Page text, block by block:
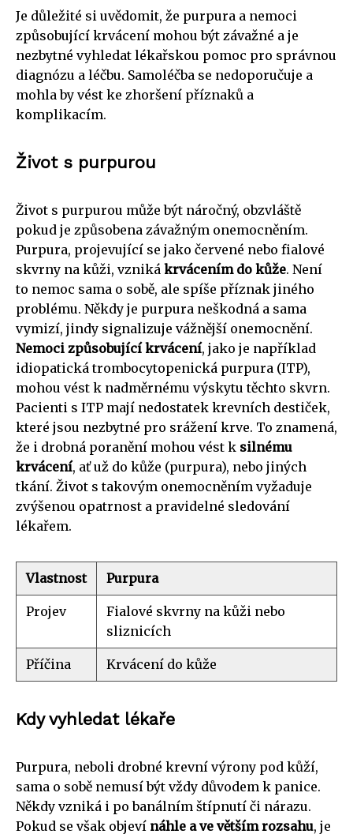
Je důležité si uvědomit, že purpura a nemoci
způsobující krvácení mohou být závažné a je
nezbytné vyhledat lékařskou pomoc pro správnou
diagnózu a léčbu. Samoléčba se nedoporučuje a
mohla by vést ke zhoršení příznaků a
komplikacím.
Život s purpurou
Život s purpurou může být náročný, obzvláště
pokud je způsobena závažným onemocněním.
Purpura, projevující se jako červené nebo fialové
skvrny na kůži, vzniká krvácením do kůže. Není
to nemoc sama o sobě, ale spíše příznak jiného
problému. Někdy je purpura neškodná a sama
vymizí, jindy signalizuje vážnější onemocnění.
Nemoci způsobující krvácení, jako je například
idiopatická trombocytopenická purpura (ITP),
mohou vést k nadměrnému výskytu těchto skvrn.
Pacienti s ITP mají nedostatek krevních destiček,
které jsou nezbytné pro srážení krve. To znamená,
že i drobná poranění mohou vést k silnému
krvácení, ať už do kůže (purpura), nebo jiných
tkání. Život s takovým onemocněním vyžaduje
zvýšenou opatrnost a pravidelné sledování
lékařem.
Vlastnost Purpura
Projev
Fialové skvrny na kůži nebo
sliznicích
Příčina Krvácení do kůže
Kdy vyhledat lékaře
Purpura, neboli drobné krevní výrony pod kůží,
sama o sobě nemusí být vždy důvodem k panice.
Někdy vzniká i po banálním štípnutí či nárazu.
Pokud se však objeví náhle a ve větším rozsahu, je